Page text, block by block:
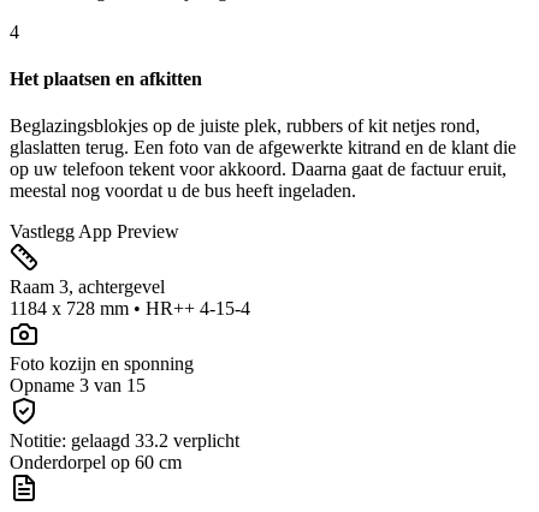
4
Het plaatsen en afkitten
Beglazingsblokjes op de juiste plek, rubbers of kit netjes rond,
glaslatten terug. Een foto van de afgewerkte kitrand en de klant die
op uw telefoon tekent voor akkoord. Daarna gaat de factuur eruit,
meestal nog voordat u de bus heeft ingeladen.
Vastlegg App Preview
Raam 3, achtergevel
1184 x 728 mm • HR++ 4-15-4
Foto kozijn en sponning
Opname 3 van 15
Notitie: gelaagd 33.2 verplicht
Onderdorpel op 60 cm